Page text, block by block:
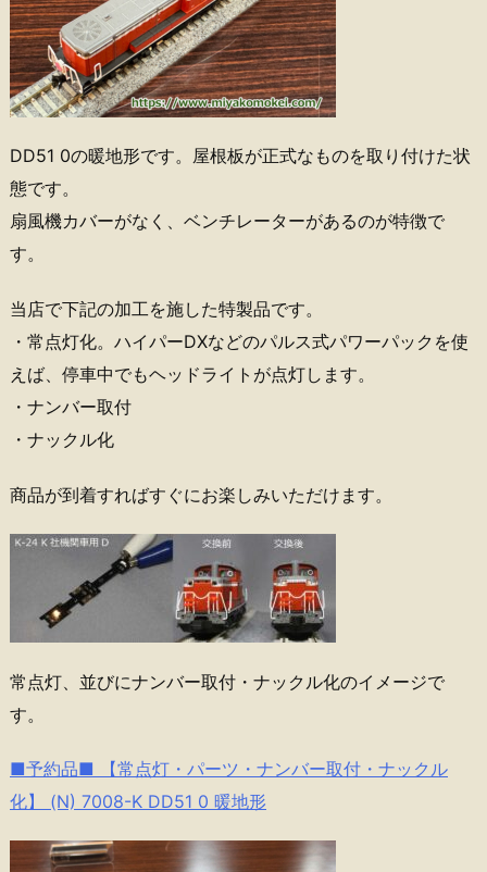
DD51 0の暖地形です。屋根板が正式なものを取り付けた状
態です。
扇風機カバーがなく、ベンチレーターがあるのが特徴で
す。
当店で下記の加工を施した特製品です。
・常点灯化。ハイパーDXなどのパルス式パワーパックを使
えば、停車中でもヘッドライトが点灯します。
・ナンバー取付
・ナックル化
商品が到着すればすぐにお楽しみいただけます。
常点灯、並びにナンバー取付・ナックル化のイメージで
す。
■予約品■ 【常点灯・パーツ・ナンバー取付・ナックル
化】 (N) 7008-K DD51 0 暖地形